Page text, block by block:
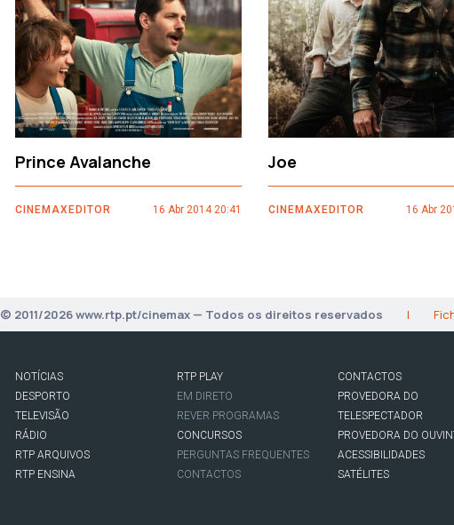
Prince Avalanche
CINEMAXEDITOR 16 Abr 2014 20:41
Joe
CINEMAXEDITOR 16 Abr
© 2011/2026 www.rtp.pt/cinemax — Todos os direitos reservados |
NOTÍCIAS
DESPORTO
TELEVISÃO
RÁDIO
RTP ARQUIVOS
RTP ENSINA
RTP PLAY
EM DIRETO
REVER PROGRAMAS
CONCURSOS
PERGUNTAS FREQUENTES
CONTACTOS
CONTACTOS
PROVEDORA DO
TELESPECTADOR
PROVEDORA DO
ACESSIBILIDADES
SATÉLITES